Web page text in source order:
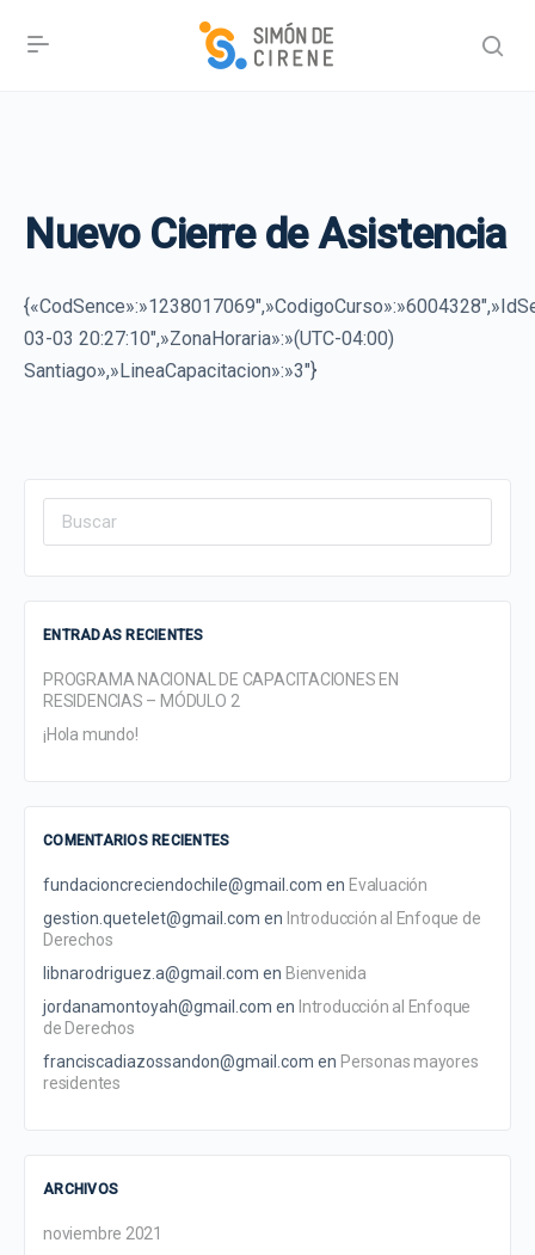
Nuevo Cierre de Asistencia
03-03 20:27:10″,»ZonaHoraria»:»(UTC-04:00)
Santiago»,»LineaCapacitacion»:»3″}
Search
ENTRADAS RECIENTES
PROGRAMA NACIONAL DE CAPACITACIONES EN
RESIDENCIAS – MÓDULO 2
¡Hola mundo!
COMENTARIOS RECIENTES
fundacioncreciendochile@gmail.com en Evaluación
gestion.quetelet@gmail.com en Introducción al Enfoque de
Derechos
libnarodriguez.a@gmail.com en Bienvenida
jordanamontoyah@gmail.com en Introducción al Enfoque
de Derechos
franciscadiazossandon@gmail.com en Personas mayores
residentes
ARCHIVOS
noviembre 2021